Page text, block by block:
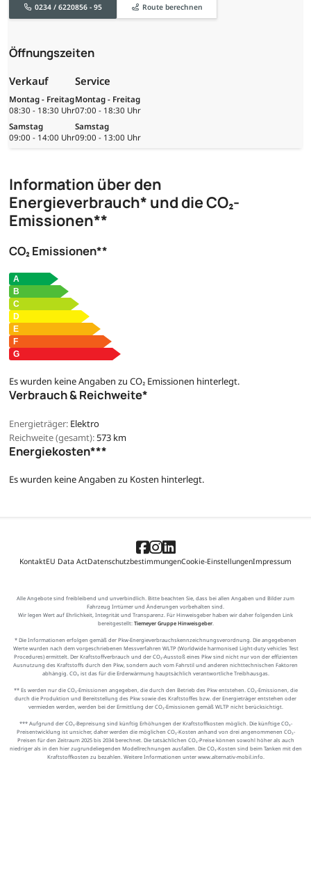
0234 / 6220856 - 95 Route berechnen
Öffnungszeiten
Verkauf
Montag - Freitag
08:30 - 18:30 Uhr
Samstag
09:00 - 14:00 Uhr
Service
Montag - Freitag
07:00 - 18:30 Uhr
Samstag
09:00 - 13:00 Uhr
Information über den
Energieverbrauch* und die CO₂-
Emissionen**
CO₂ Emissionen**
Es wurden keine Angaben zu CO₂ Emissionen hinterlegt.
Verbrauch & Reichweite*
Energieträger: Elektro
Reichweite (gesamt): 573 km
Energiekosten***
Es wurden keine Angaben zu Kosten hinterlegt.
KontaktEU Data ActDatenschutzbestimmungenCookie-EinstellungenImpressum
Alle Angebote sind freibleibend und unverbindlich. Bitte beachten Sie, dass bei allen Angaben und Bilder zum
Fahrzeug Irrtümer und Änderungen vorbehalten sind.
Wir legen Wert auf Ehrlichkeit, Integrität und Transparenz. Für Hinweisgeber haben wir daher folgenden Link
bereitgestellt: Tiemeyer Gruppe Hinweisgeber.
* Die Informationen erfolgen gemäß der Pkw-Energieverbrauchskennzeichnungsverordnung. Die angegebenen
Werte wurden nach dem vorgeschriebenen Messverfahren WLTP (Worldwide harmonised Light-duty vehicles Test
Procedures) ermittelt. Der Kraftstoffverbrauch und der CO₂-Ausstoß eines Pkw sind nicht nur von der effizienten
Ausnutzung des Kraftstoffs durch den Pkw, sondern auch vom Fahrstil und anderen nichttechnischen Faktoren
abhängig. CO₂ ist das für die Erderwärmung hauptsächlich verantwortliche Treibhausgas.
** Es werden nur die CO₂-Emissionen angegeben, die durch den Betrieb des Pkw entstehen. CO₂-Emissionen, die
durch die Produktion und Bereitstellung des Pkw sowie des Kraftstoffes bzw. der Energieträger entstehen oder
vermieden werden, werden bei der Ermittlung der CO₂-Emissionen gemäß WLTP nicht berücksichtigt.
*** Aufgrund der CO₂-Bepreisung sind künftig Erhöhungen der Kraftstoffkosten möglich. Die künftige CO₂-
Preisentwicklung ist unsicher, daher werden die möglichen CO₂-Kosten anhand von drei angenommenen CO₂-
Preisen für den Zeitraum 2025 bis 2034 berechnet. Die tatsächlichen CO₂-Preise können sowohl höher als auch
niedriger als in den hier zugrundeliegenden Modellrechnungen ausfallen. Die CO₂-Kosten sind beim Tanken mit den
Kraftstoffkosten zu bezahlen. Weitere Informationen unter www.alternativ-mobil.info.